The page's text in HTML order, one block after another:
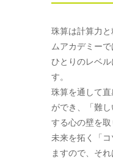
珠算は計算力
ムアカデミー
ひとりのレベ
す。
珠算を通して
ができ、「難
する心の壁を取
未来を拓く「
ますので、そ